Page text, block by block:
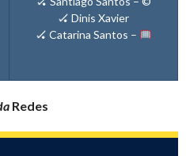
🏑 Dinis Xavier
🏑 Catarina Santos –
Redes